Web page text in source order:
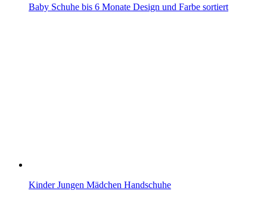
Baby Schuhe bis 6 Monate Design und Farbe sortiert
Kinder Jungen Mädchen Handschuhe